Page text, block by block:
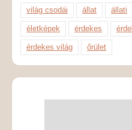
világ csodái állat állati
életképek érdekes
érdekes világ őrület